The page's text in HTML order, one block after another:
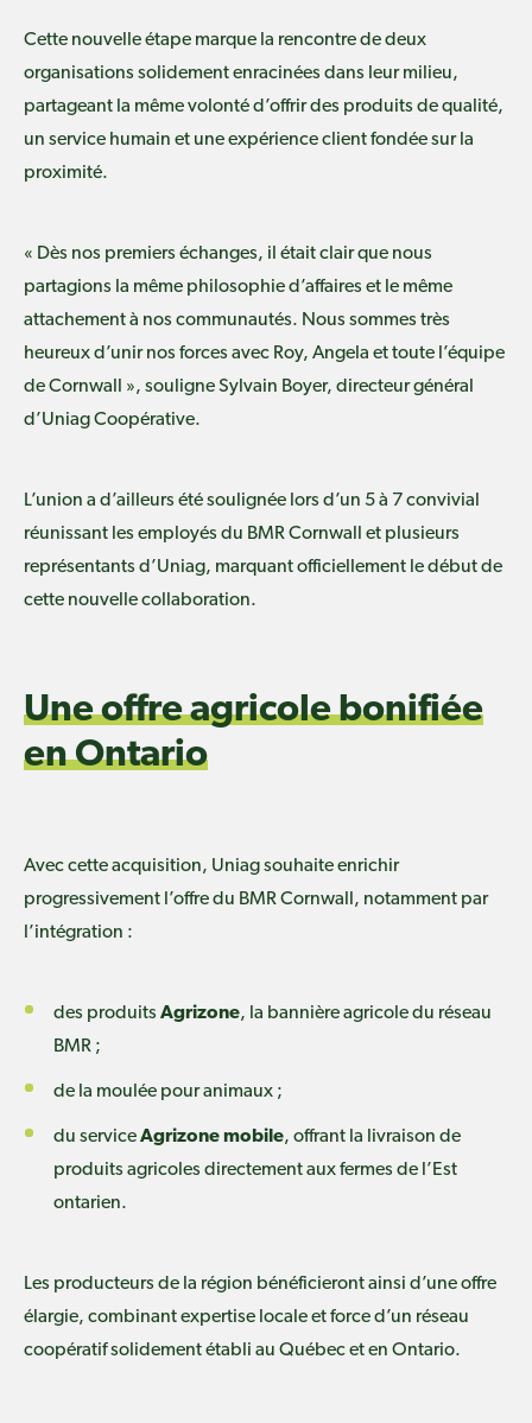
Cette nouvelle étape marque la rencontre de deux
organisations solidement enracinées dans leur milieu,
partageant la même volonté d’offrir des produits de qualité,
un service humain et une expérience client fondée sur la
proximité.
« Dès nos premiers échanges, il était clair que nous
partagions la même philosophie d’affaires et le même
attachement à nos communautés. Nous sommes très
heureux d’unir nos forces avec Roy, Angela et toute l’équipe
de Cornwall », souligne Sylvain Boyer, directeur général
d’Uniag Coopérative.
L’union a d’ailleurs été soulignée lors d’un 5 à 7 convivial
réunissant les employés du BMR Cornwall et plusieurs
représentants d’Uniag, marquant officiellement le début de
cette nouvelle collaboration.
Une offre agricole bonifiée
en Ontario
Avec cette acquisition, Uniag souhaite enrichir
progressivement l’offre du BMR Cornwall, notamment par
l’intégration :
des produits Agrizone, la bannière agricole du réseau
BMR ;
de la moulée pour animaux ;
du serviceAgrizone mobile, offrant la livraison de
produits agricoles directement aux fermes de l’Est
ontarien.
Les producteurs de la région bénéficieront ainsi d’une offre
élargie, combinant expertise locale et force d’un réseau
coopératif solidement établi au Québec et en Ontario.